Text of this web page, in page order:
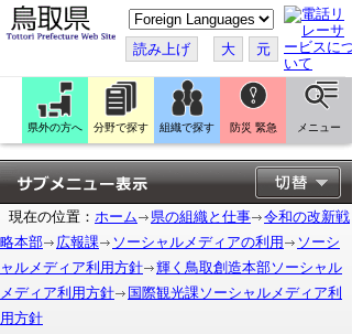
こ
の
ペ
ー
ジ
翻
訳
す
る
読み上げ 大 元
県外の方へ 分野で探す 組織で探す 防災 緊急 メニュー
現在の位置： ホーム 県の組織と仕事
令和の改新戦
略本部
広報課 ソーシャルメディアの利用
ソーシ
ャルメディア利用方針
輝く鳥取創造本部ソーシャル
メディア利用方針
国際観光課ソーシャルメディア利
用方針